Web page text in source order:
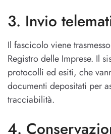
3. Invio
Il fascicolo viene
Registro delle Imprese. Il
protocolli ed esiti, che
documenti depositati per
tracciabilità.
4.